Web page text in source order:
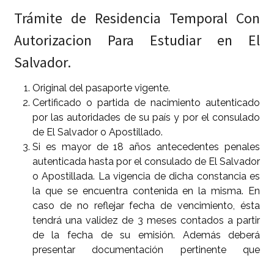
Trámite de Residencia Temporal Con
Autorizacion Para Estudiar en El
Salvador.
Original del pasaporte vigente.
Certificado o partida de nacimiento autenticado
por las autoridades de su país y por el consulado
de El Salvador o Apostillado.
Si es mayor de 18 años antecedentes penales
autenticada hasta por el consulado de El Salvador
o Apostillada. La vigencia de dicha constancia es
la que se encuentra contenida en la misma. En
caso de no reflejar fecha de vencimiento, ésta
tendrá una validez de 3 meses contados a partir
de la fecha de su emisión. Además deberá
presentar documentación pertinente que